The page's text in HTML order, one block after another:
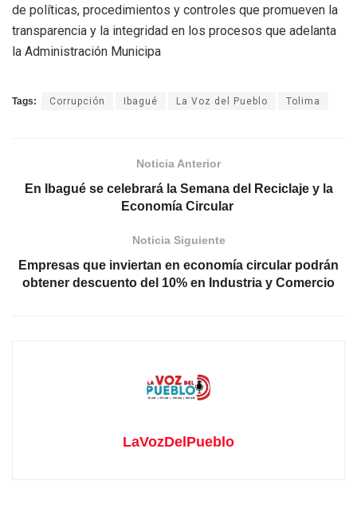
de políticas, procedimientos y controles que promueven la
transparencia y la integridad en los procesos que adelanta
la Administración Municipa
Tags: Corrupción Ibagué La Voz del Pueblo Tolima
Noticia Anterior
En Ibagué se celebrará la Semana del Reciclaje y la
Economía Circular
Noticia Siguiente
Empresas que inviertan en economía circular podrán
obtener descuento del 10% en Industria y Comercio
LaVozDelPueblo